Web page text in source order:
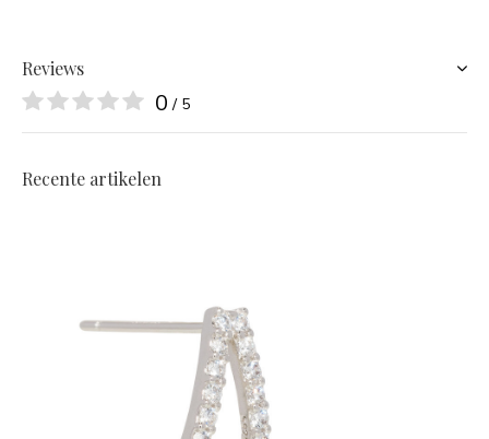
Reviews
0 / 5
Recente artikelen